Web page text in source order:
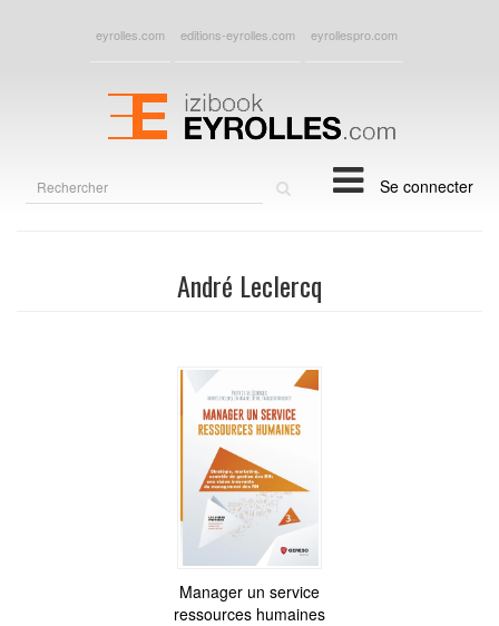
eyrolles.com editions-eyrolles.com eyrollespro.com
Se connecter
André Leclercq
Manager un service
ressources humaines